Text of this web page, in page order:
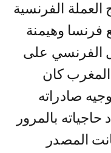
الفرنسية
فرنسا وهيمنة
الفرنسي على
المغرب كان
إلى غاية سنة 1959 بتوجيه صادراته
بالمرور
المصدر